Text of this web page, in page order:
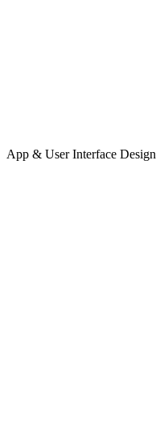
App & User Interface Design